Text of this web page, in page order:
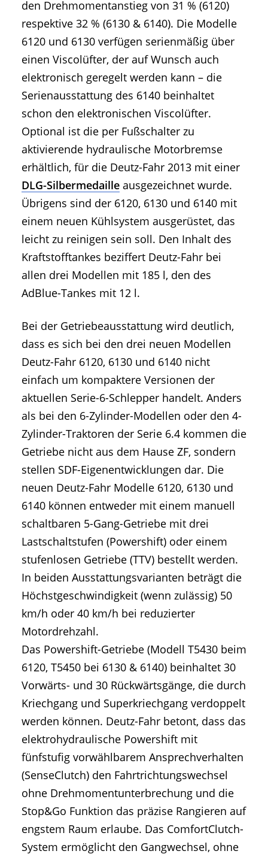
den Drehmomentanstieg von 31 % (6120)
respektive 32 % (6130 & 6140). Die Modelle
6120 und 6130 verfügen serienmäßig über
einen Viscolüfter, der auf Wunsch auch
elektronisch geregelt werden kann – die
Serienausstattung des 6140 beinhaltet
schon den elektronischen Viscolüfter.
Optional ist die per Fußschalter zu
aktivierende hydraulische Motorbremse
erhältlich, für die Deutz-Fahr 2013 mit einer
DLG-Silbermedaille ausgezeichnet wurde.
Übrigens sind der 6120, 6130 und 6140 mit
einem neuen Kühlsystem ausgerüstet, das
leicht zu reinigen sein soll. Den Inhalt des
Kraftstofftankes beziffert Deutz-Fahr bei
allen drei Modellen mit 185 l, den des
AdBlue-Tankes mit 12 l.
Bei der Getriebeausstattung wird deutlich,
dass es sich bei den drei neuen Modellen
Deutz-Fahr 6120, 6130 und 6140 nicht
einfach um kompaktere Versionen der
aktuellen Serie-6-Schlepper handelt. Anders
als bei den 6-Zylinder-Modellen oder den 4-
Zylinder-Traktoren der Serie 6.4 kommen die
Getriebe nicht aus dem Hause ZF, sondern
stellen SDF-Eigenentwicklungen dar. Die
neuen Deutz-Fahr Modelle 6120, 6130 und
6140 können entweder mit einem manuell
schaltbaren 5-Gang-Getriebe mit drei
Lastschaltstufen (Powershift) oder einem
stufenlosen Getriebe (TTV) bestellt werden.
In beiden Ausstattungsvarianten beträgt die
Höchstgeschwindigkeit (wenn zulässig) 50
km/h oder 40 km/h bei reduzierter
Motordrehzahl.
Das Powershift-Getriebe (Modell T5430 beim
6120, T5450 bei 6130 & 6140) beinhaltet 30
Vorwärts- und 30 Rückwärtsgänge, die durch
Kriechgang und Superkriechgang verdoppelt
werden können. Deutz-Fahr betont, dass das
elektrohydraulische Powershift mit
fünfstufig vorwählbarem Ansprechverhalten
(SenseClutch) den Fahrtrichtungswechsel
ohne Drehmomentunterbrechung und die
Stop&Go Funktion das präzise Rangieren auf
engstem Raum erlaube. Das ComfortClutch-
System ermöglicht den Gangwechsel, ohne